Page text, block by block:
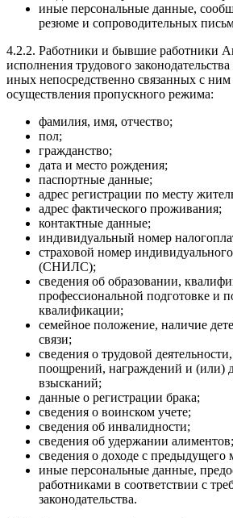
иные персональные данные,
резюме и сопроводительных
4.2.2. Работники и бывшие работники
исполнения трудового
иных непосредственно связанных с
осуществления пропускного режима:
фамилия, имя, отчество;
пол;
гражданство;
дата и место рождения;
паспортные данные;
адрес регистрации по месту
адрес фактического проживания;
контактные данные;
индивидуальный номер
страховой номер
(СНИЛС);
сведения об образовании,
профессиональной подготовке и
квалификации;
семейное положение, наличие
связи;
сведения о трудовой
поощрений, награждений и (или)
взысканий;
данные о регистрации брака;
сведения о воинском учете;
сведения об инвалидности;
сведения об удержании алиментов;
сведения о доходе с предыдущего
иные персональные данные,
работниками в соответствии с
законодательства.